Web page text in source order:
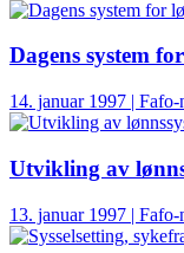
Dagens system
14. januar 1997 |
Utvikling av
13. januar 1997 | Fafo-